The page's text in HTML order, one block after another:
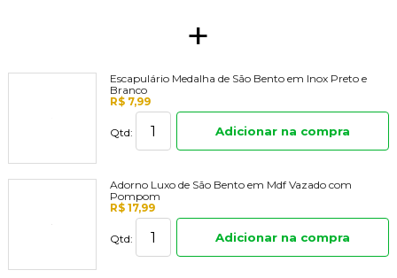
+
Escapulário Medalha de São Bento em Inox Preto e
Branco
R$ 7,99
Qtd: Adicionar na compra
Adorno Luxo de São Bento em Mdf Vazado com
Pompom
R$ 17,99
Qtd: Adicionar na compra